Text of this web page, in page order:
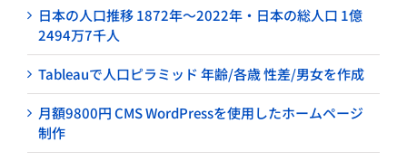
日本の人口推移 1872年～2022年・日本の総人口 1億
2494万7千人
Tableauで人口ピラミッド 年齢/各歳 性差/男女を作成
月額9800円 CMS WordPressを使用したホームページ
制作